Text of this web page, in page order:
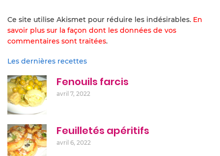
Ce site utilise Akismet pour réduire les indésirables. En
savoir plus sur la façon dont les données de vos
commentaires sont traitées.
Les dernières recettes
Fenouils farcis
avril 7, 2022
Feuilletés apéritifs
avril 6, 2022